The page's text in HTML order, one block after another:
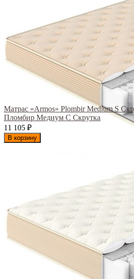
Матрас «Armos» Plombir Medium S
Пломбир Медиум С Скрутка
11 105 ₽
В корзину